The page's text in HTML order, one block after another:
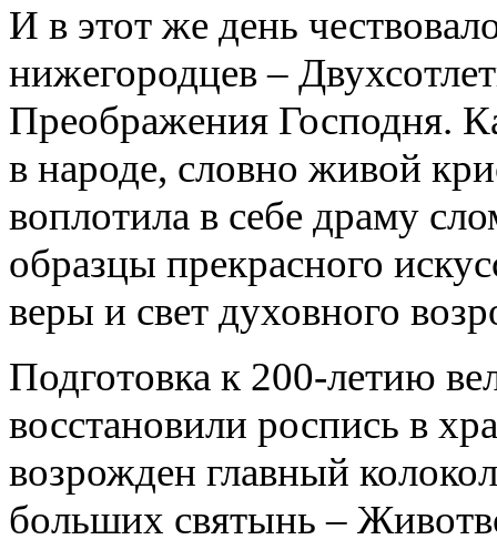
И в этот же день
нижегородцев –
Преображения Господня.
в народе, словно живой
воплотила в себе драму
образцы прекрасного
веры и свет духовного
Подготовка к 200-летию
восстановили роспись в
возрожден главный
больших святынь –